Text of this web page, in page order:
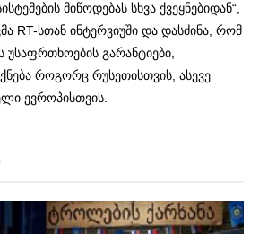
მიწოდებას სხვა ქვეყნებიდან“,
RT-სთან ინტერვიუში და დასძინა, რომ
უსაფრთხოების გარანტიები,
როგორც რუსეთისთვის, ასევე
ევროპისთვის.